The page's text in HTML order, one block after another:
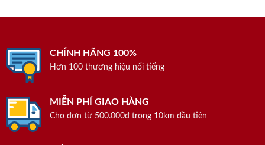
CHÍNH HÃNG 100%
Hơn 100 thương hiệu nổi tiếng
MIỄN PHÍ GIAO HÀNG
Cho đơn từ 500.000đ trong 10km đầu tiên